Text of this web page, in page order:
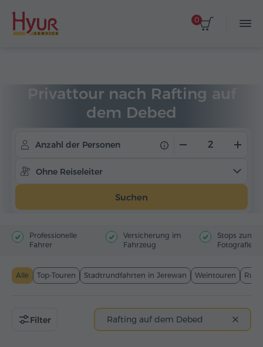
0
Privattour nach Rafting auf
dem Debed
Anzahl der Personen
Ohne Reiseleiter
Suchen
Professionelle
Fahrer
Versicherung im
Fahrzeug
Stops zum
Alle Top-Touren Stadtrundfahrten in Jerewan Weintouren
Filter Rafting auf dem Debed